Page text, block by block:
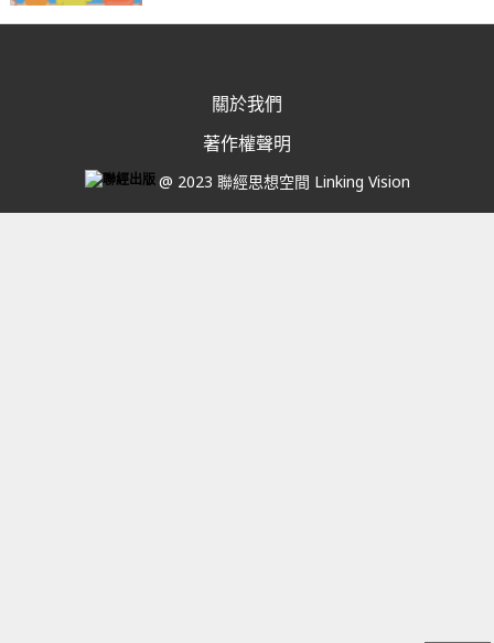
關於我們
著作權聲明
@ 2023 聯經思想空間 Linking Vision